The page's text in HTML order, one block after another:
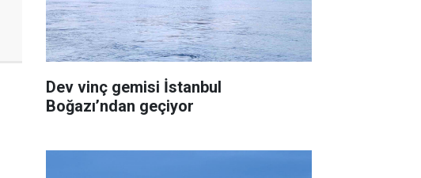
Dev vinç gemisi İstanbul
Boğazı’ndan geçiyor